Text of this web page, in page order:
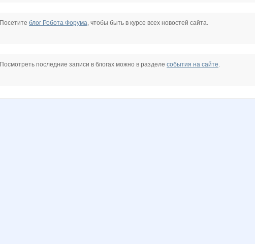
Посетите блог Робота Форума, чтобы быть в курсе всех новостей сайта.
Посмотреть последние записи в блогах можно в разделе события на сайте.